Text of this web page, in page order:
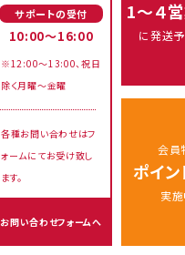
サポートの受付
10:00～16:00
※12:00～13:00、祝日
除く月曜～金曜
各種お問い合わせはフ
ォームにてお受け致し
ます。
お問い合わせフォームへ
1～４
に発送予
会員
ポイ
実施